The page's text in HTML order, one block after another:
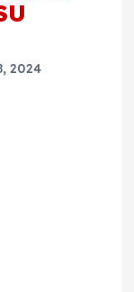
2024